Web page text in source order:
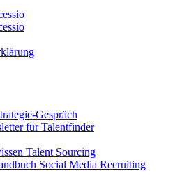
Gespräch
für Talentfinder
Talent Sourcing
Social Media Recruiting